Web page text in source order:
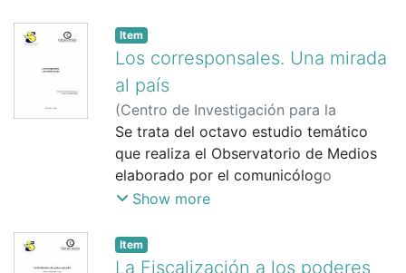
Item
Los corresponsales. Una mirada
al país
(Centro de Investigación para la
Comunicación (CINCO),11/12/2009)
Se trata del octavo estudio temático
que realiza el Observatorio de Medios
elaborado por el comunicólogo
Guillermo Rothschuh Villanueva y el
Los corresponsales. Una mirada al país
es un análisis en retrospectiva sobre el
Show more
Item
La Fiscalización a los poderes